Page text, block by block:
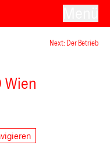
Next: Der Betrieb
Wien